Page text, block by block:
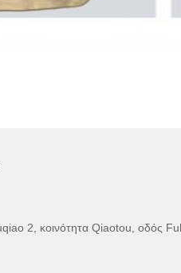
2, κοινότητα Qiaotou, οδός